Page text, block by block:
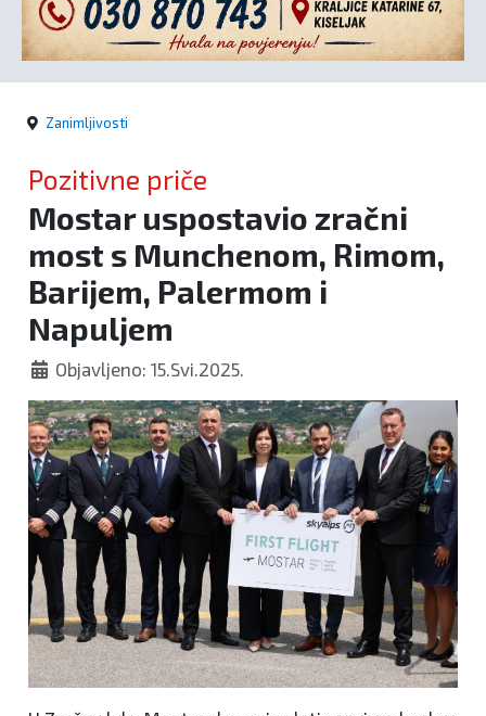
Politika
Zanimljivosti
Pozitivne priče
Mostar uspostavio zračni
most s Munchenom, Rimom,
Barijem, Palermom i
Napuljem
Objavljeno: 15.Svi.2025.